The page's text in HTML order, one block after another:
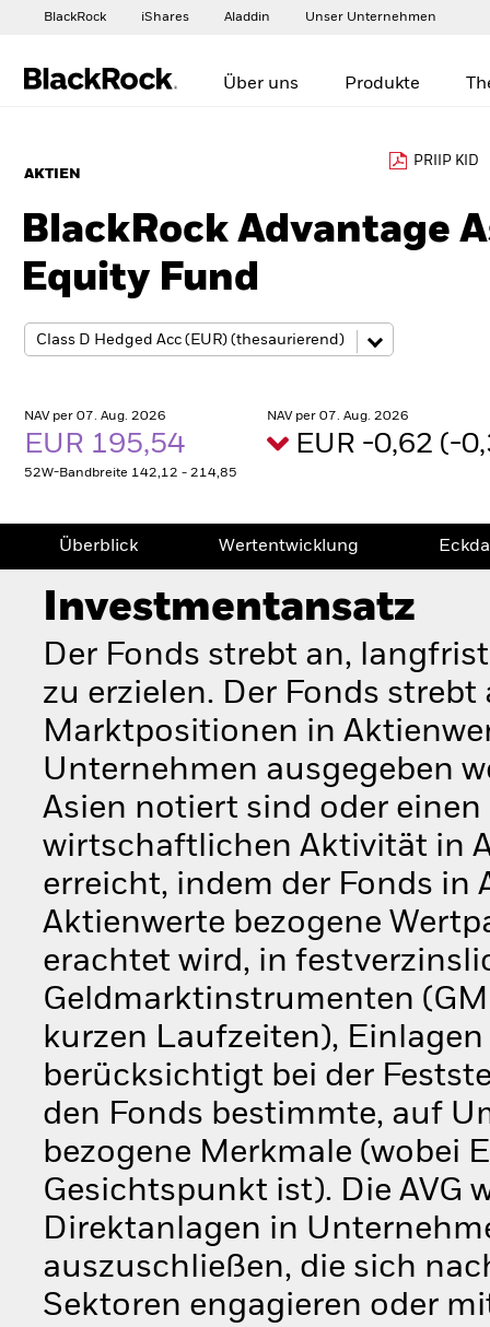
BlackRock iShares Aladdin Unser Unternehmen
Über uns Produkte
AKTIEN
PRIIP KID
BlackRock Advantage
Equity Fund
NAV per 07. Aug. 2026
EUR 195,54
52W-Bandbreite 142,12 - 214,85
NAV per 07. Aug. 2026
EUR -0,62 (-
Überblick Wertentwicklung
Investmentansatz
Der Fonds strebt an,
zu erzielen. Der Fonds
Marktpositionen in
Unternehmen ausgegeben
Asien notiert sind oder
wirtschaftlichen Aktivität in
erreicht, indem der Fonds
Aktienwerte bezogene
erachtet wird, in
Geldmarktinstrumenten
kurzen Laufzeiten),
berücksichtigt bei der
den Fonds bestimmte, auf
bezogene Merkmale (wobei
Gesichtspunkt ist). Die AVG
Direktanlagen in
auszuschließen, die sich
Sektoren engagieren oder